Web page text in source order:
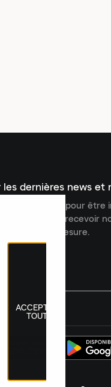
les dernières news et
Laced pour être
collections et recevoir
sur mesure.
ACCEPTER
TOUT